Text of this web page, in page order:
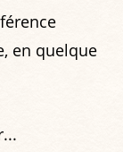
en quelque